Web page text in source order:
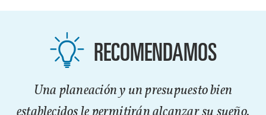
RECOMENDAMOS
Una planeación y un presupuesto bien
establecidos le permitirán alcanzar su sueño.